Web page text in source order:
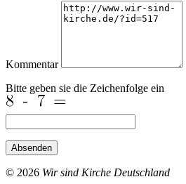
Kommentar
Bitte geben sie die Zeichenfolge ein
Absenden
© 2026 Wir sind Kirche Deutschland